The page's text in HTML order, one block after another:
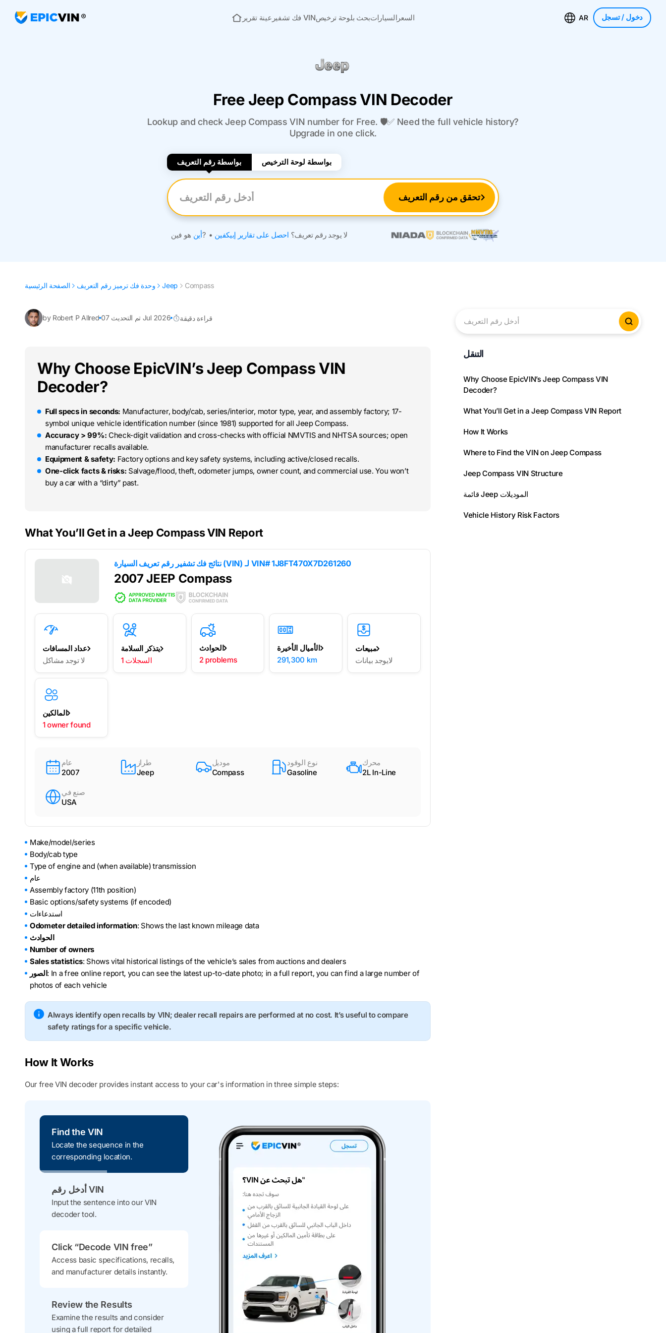
الصفحة الرئيسية
عينة تقرير فك تشفير VINبحث بلوحة ترخيصالسيارات السعر AR دخول/ تسجل
Free Jeep Compass VIN Decoder
Lookup and check Jeep Compass VIN number for Free. 🛡️✅ Need the full vehicle history?
Upgrade in one click.
بواسطة رقم التعريف بواسطة لوحة الترخيص
أدخل رقم التعريف تحقق من رقم التعريف
أينهو فين? • لا يوجد رقم تعريف؟ احصل على تقارير إبيكفين
الصفحة الرئيسية وحدة فك ترميز رقم التعريف Jeep Compass
by Robert P Allred تم التحديث 07 Jul 2026 قراءة دقيقة
Why Choose EpicVIN’s Jeep Compass VIN
Decoder?
Full specs in seconds: Manufacturer, body/cab, series/interior, motor type, year, and assembly factory; 17-
symbol unique vehicle identification number (since 1981) supported for all Jeep Compass.
Accuracy > 99%: Check-digit validation and cross-checks with official NMVTIS and NHTSA sources; open
manufacturer recalls available.
Equipment & safety: Factory options and key safety systems, including active/closed recalls.
One-click facts & risks: Salvage/flood, theft, odometer jumps, owner count, and commercial use. You won’t
buy a car with a “dirty” past.
What You’ll Get in a Jeep Compass VIN Report
نتائج فك تشفير رقم تعريف السيارة (VIN) لـ VIN# 1J8FT470X7D261260
2007 JEEP Compass
عداد المسافات
لا توجد مشاكل
يتذكر السلامة
1 السجلات
الحوادث
2 problems
الأميال الأخيرة
291,300 km
مبيعات
لايوجد بيانات
المالكين
1 owner found
عام
2007
طراز
Jeep
موديل
Compass
نوع الوقود
Gasoline
محرك
2L In-Line
صنع في
USA
Make/model/series
Body/cab type
Type of engine and (when available) transmission
عام
Assembly factory (11th position)
Basic options/safety systems (if encoded)
استدعاءات
Odometer detailed information: Shows the last known mileage data
الحوادث
Number of owners
Sales statistics: Shows vital historical listings of the vehicle’s sales from auctions and dealers
الصور : In a free online report, you can see the latest up-to-date photo; in a full report, you can find a large number of
photos of each vehicle
Always identify open recalls by VIN; dealer recall repairs are performed at no cost. It’s useful to compare
safety ratings for a specific vehicle.
How It Works
Our free VIN decoder provides instant access to your car's information in three simple steps:
Find the VIN
Locate the sequence in the
corresponding location.
أدخل رقم VIN
Input the sentence into our VIN
decoder tool.
Click “Decode VIN free”
Access basic specifications, recalls,
and manufacturer details instantly.
Review the Results
Examine the results and consider
using a full report for detailed
أدخل رقم التعريف من
التنقل
Why Choose EpicVIN’s Jeep Compass VIN
Decoder?
What You’ll Get in a Jeep Compass VIN Report
How It Works
Where to Find the VIN on Jeep Compass
Jeep Compass VIN Structure
قائمة Jeep الموديلات
Vehicle History Risk Factors